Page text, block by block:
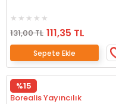
131,00 TL 111,35 TL
Sepete Ekle
%15
Borealis Yayıncılık